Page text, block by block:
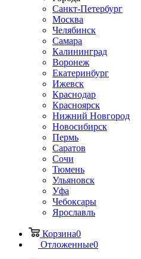
Санкт-Петербург
Москва
Челябинск
Самара
Калининград
Воронеж
Екатеринбург
Ижевск
Краснодар
Красноярск
Нижний Новгород
Новосибирск
Пермь
Саратов
Сочи
Тюмень
Ульяновск
Уфа
Чебоксары
Ярославль
Корзина0
Отложенные0